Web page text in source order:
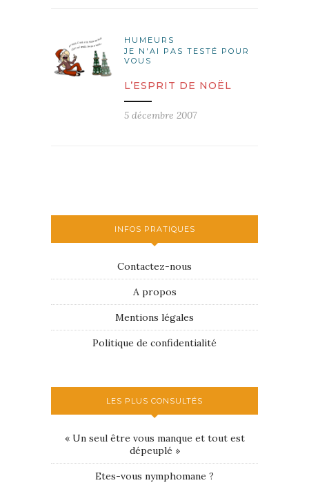
HUMEURS
JE N'AI PAS TESTÉ POUR
VOUS
L’ESPRIT DE NOËL
5 décembre 2007
INFOS PRATIQUES
Contactez-nous
A propos
Mentions légales
Politique de confidentialité
LES PLUS CONSULTÉS
« Un seul être vous manque et tout est
dépeuplé »
Etes-vous nymphomane ?